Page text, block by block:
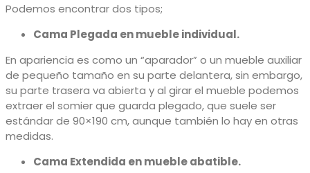
Podemos encontrar dos tipos;
Cama Plegada en mueble individual.
En apariencia es como un “aparador” o un mueble auxiliar
de pequeño tamaño en su parte delantera, sin embargo,
su parte trasera va abierta y al girar el mueble podemos
extraer el somier que guarda plegado, que suele ser
estándar de 90×190 cm, aunque también lo hay en otras
medidas.
Cama Extendida en mueble abatible.